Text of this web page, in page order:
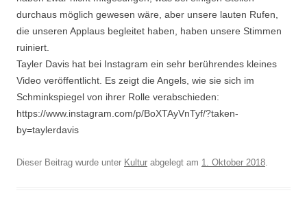
durchaus möglich gewesen wäre, aber unsere lauten Rufen,
die unseren Applaus begleitet haben, haben unsere Stimmen
ruiniert.
Tayler Davis hat bei Instagram ein sehr berührendes kleines
Video veröffentlicht. Es zeigt die Angels, wie sie sich im
Schminkspiegel von ihrer Rolle verabschieden:
https://www.instagram.com/p/BoXTAyVnTyf/?taken-
by=taylerdavis
Dieser Beitrag wurde unter Kultur abgelegt am 1. Oktober 2018.